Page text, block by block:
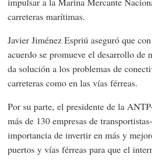
carreteras marítimas.
Javier Jiménez Espriú aseguró que
acuerdo se promueve el desarrollo de
da solución a los problemas de
carreteras como en las vías férreas.
Por su parte, el presidente de la
más de 130 empresas de
importancia de invertir en más y
puertos y vías férreas para que el